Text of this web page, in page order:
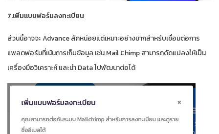
7.เพิ่มแบบฟอร์มลงทะเบียน
ส่วนนี้อาจจะ Advance สักหน่อยแต่เหมาะอย่างมากสำหรับเชื่อมต่อการ
แพลตฟอร์มที่เน้นการเก็บข้อมูล เช่น Mail Chimp สามารถดัดแปลงให้เป็น
เครื่องมือวิเคราะห์ และนำ Data ไปพัฒนาต่อได้